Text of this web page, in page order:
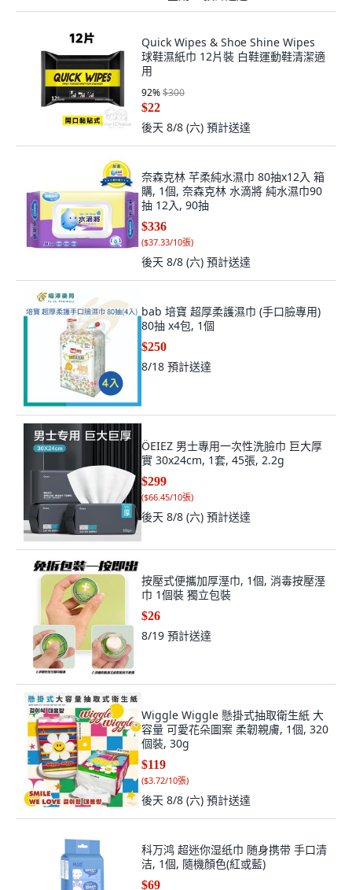
Quick Wipes & Shoe Shine Wipes
球鞋濕紙巾 12片裝 白鞋運動鞋清潔適
用
92%$300
$22
後天 8/8 (六) 預計送達
奈森克林 芊柔純水濕巾 80抽x12入 箱
購, 1個, 奈森克林 水滴將 純水濕巾90
抽 12入, 90抽
$336
($37.33/10張)
後天 8/8 (六) 預計送達
bab 培寶 超厚柔護濕巾 (手口臉專用)
80抽 x4包, 1個
$250
8/18 預計送達
ÖEIEZ 男士專用一次性洗臉巾 巨大厚
實 30x24cm, 1套, 45張, 2.2g
$299
($66.45/10張)
後天 8/8 (六) 預計送達
按壓式便攜加厚溼巾, 1個, 消毒按壓溼
巾 1個裝 獨立包裝
$26
8/19 預計送達
Wiggle Wiggle 懸掛式抽取衛生紙 大
容量 可愛花朵圖案 柔韌親膚, 1個, 320
個裝, 30g
$119
($3.72/10張)
後天 8/8 (六) 預計送達
科万鸿 超迷你湿纸巾 随身携带 手口清
洁, 1個, 隨機顏色(紅或藍)
$69